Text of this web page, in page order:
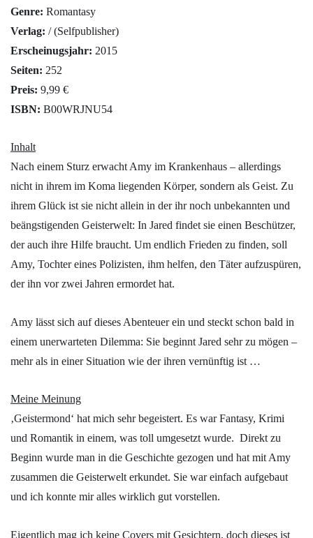
Genre: Romantasy
Verlag: / (Selfpublisher)
Erscheinugsjahr: 2015
Seiten: 252
Preis: 9,99 €
ISBN: B00WRJNU54
Inhalt
Nach einem Sturz erwacht Amy im Krankenhaus – allerdings
nicht in ihrem im Koma liegenden Körper, sondern als Geist. Zu
ihrem Glück ist sie nicht allein in der ihr noch unbekannten und
beängstigenden Geisterwelt: In Jared findet sie einen Beschützer,
der auch ihre Hilfe braucht. Um endlich Frieden zu finden, soll
Amy, Tochter eines Polizisten, ihm helfen, den Täter aufzuspüren,
der ihn vor zwei Jahren ermordet hat.
Amy lässt sich auf dieses Abenteuer ein und steckt schon bald in
einem unerwarteten Dilemma: Sie beginnt Jared sehr zu mögen –
mehr als in einer Situation wie der ihren vernünftig ist …
Meine Meinung
‚Geistermond‘ hat mich sehr begeistert. Es war Fantasy, Krimi
und Romantik in einem, was toll umgesetzt wurde. Direkt zu
Beginn wurde man in die Geschichte gezogen und hat mit Amy
zusammen die Geisterwelt erkundet. Sie war einfach aufgebaut
und ich konnte mir alles wirklich gut vorstellen.
Eigentlich mag ich keine Covers mit Gesichtern, doch dieses ist